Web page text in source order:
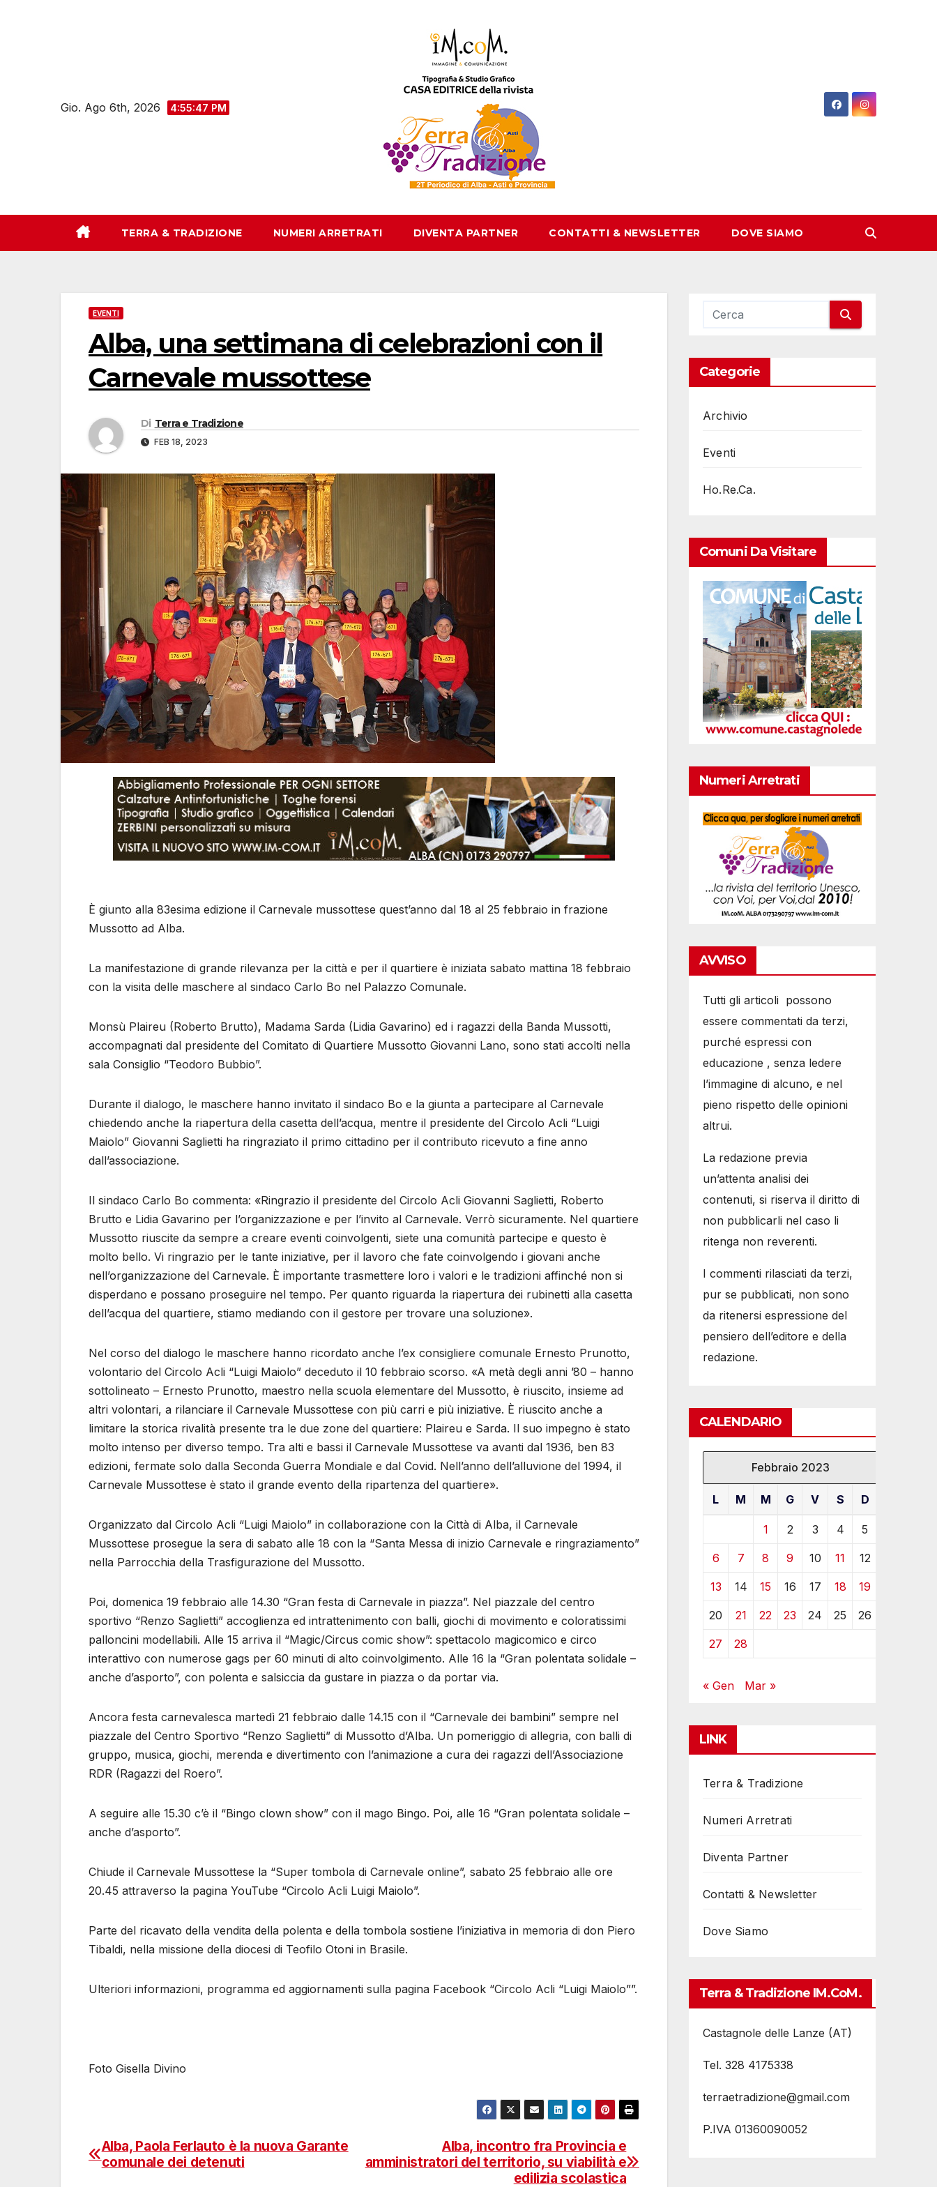
Gio. Ago 6th, 2026 4:55:48 PM
TERRA & TRADIZIONE NUMERI ARRETRATI DIVENTA PARTNER CONTATTI & NEWSLETTER DOVE SIAMO
EVENTI
Alba, una settimana di celebrazioni con il
Carnevale mussottese
Di Terra e Tradizione
FEB 18, 2023
È giunto alla 83esima edizione il Carnevale mussottese quest’anno dal 18 al 25 febbraio in frazione
Mussotto ad Alba.
La manifestazione di grande rilevanza per la città e per il quartiere è iniziata sabato mattina 18 febbraio
con la visita delle maschere al sindaco Carlo Bo nel Palazzo Comunale.
Monsù Plaireu (Roberto Brutto), Madama Sarda (Lidia Gavarino) ed i ragazzi della Banda Mussotti,
accompagnati dal presidente del Comitato di Quartiere Mussotto Giovanni Lano, sono stati accolti nella
sala Consiglio “Teodoro Bubbio”.
Durante il dialogo, le maschere hanno invitato il sindaco Bo e la giunta a partecipare al Carnevale
chiedendo anche la riapertura della casetta dell’acqua, mentre il presidente del Circolo Acli “Luigi
Maiolo” Giovanni Saglietti ha ringraziato il primo cittadino per il contributo ricevuto a fine anno
dall’associazione.
Il sindaco Carlo Bo commenta: «Ringrazio il presidente del Circolo Acli Giovanni Saglietti, Roberto
Brutto e Lidia Gavarino per l’organizzazione e per l’invito al Carnevale. Verrò sicuramente. Nel quartiere
Mussotto riuscite da sempre a creare eventi coinvolgenti, siete una comunità partecipe e questo è
molto bello. Vi ringrazio per le tante iniziative, per il lavoro che fate coinvolgendo i giovani anche
nell’organizzazione del Carnevale. È importante trasmettere loro i valori e le tradizioni affinché non si
disperdano e possano proseguire nel tempo. Per quanto riguarda la riapertura dei rubinetti alla casetta
dell’acqua del quartiere, stiamo mediando con il gestore per trovare una soluzione».
Nel corso del dialogo le maschere hanno ricordato anche l’ex consigliere comunale Ernesto Prunotto,
volontario del Circolo Acli “Luigi Maiolo” deceduto il 10 febbraio scorso. «A metà degli anni ’80 – hanno
sottolineato – Ernesto Prunotto, maestro nella scuola elementare del Mussotto, è riuscito, insieme ad
altri volontari, a rilanciare il Carnevale Mussottese con più carri e più iniziative. È riuscito anche a
limitare la storica rivalità presente tra le due zone del quartiere: Plaireu e Sarda. Il suo impegno è stato
molto intenso per diverso tempo. Tra alti e bassi il Carnevale Mussottese va avanti dal 1936, ben 83
edizioni, fermate solo dalla Seconda Guerra Mondiale e dal Covid. Nell’anno dell’alluvione del 1994, il
Carnevale Mussottese è stato il grande evento della ripartenza del quartiere».
Organizzato dal Circolo Acli “Luigi Maiolo” in collaborazione con la Città di Alba, il Carnevale
Mussottese prosegue la sera di sabato alle 18 con la “Santa Messa di inizio Carnevale e ringraziamento”
nella Parrocchia della Trasfigurazione del Mussotto.
Poi, domenica 19 febbraio alle 14.30 “Gran festa di Carnevale in piazza”. Nel piazzale del centro
sportivo “Renzo Saglietti” accoglienza ed intrattenimento con balli, giochi di movimento e coloratissimi
palloncini modellabili. Alle 15 arriva il “Magic/Circus comic show”: spettacolo magicomico e circo
interattivo con numerose gags per 60 minuti di alto coinvolgimento. Alle 16 la “Gran polentata solidale –
anche d’asporto”, con polenta e salsiccia da gustare in piazza o da portar via.
Ancora festa carnevalesca martedì 21 febbraio dalle 14.15 con il “Carnevale dei bambini” sempre nel
piazzale del Centro Sportivo “Renzo Saglietti” di Mussotto d’Alba. Un pomeriggio di allegria, con balli di
gruppo, musica, giochi, merenda e divertimento con l’animazione a cura dei ragazzi dell’Associazione
RDR (Ragazzi del Roero”.
A seguire alle 15.30 c’è il “Bingo clown show” con il mago Bingo. Poi, alle 16 “Gran polentata solidale –
anche d’asporto”.
Chiude il Carnevale Mussottese la “Super tombola di Carnevale online”, sabato 25 febbraio alle ore
20.45 attraverso la pagina YouTube “Circolo Acli Luigi Maiolo”.
Parte del ricavato della vendita della polenta e della tombola sostiene l’iniziativa in memoria di don Piero
Tibaldi, nella missione della diocesi di Teofilo Otoni in Brasile.
Ulteriori informazioni, programma ed aggiornamenti sulla pagina Facebook “Circolo Acli “Luigi Maiolo””.
Foto Gisella Divino
Navigazione
Alba, incontro fra Provincia e
amministratori del territorio, su viabilità e
edilizia scolastica
Alba, Paola Ferlauto è la nuova Garante
comunale dei detenuti
Categorie
Archivio
Eventi
Ho.Re.Ca.
Comuni Da Visitare
Numeri Arretrati
AVVISO
Tutti gli articoli possono
essere commentati da terzi,
purché espressi con
educazione , senza ledere
l’immagine di alcuno, e nel
pieno rispetto delle opinioni
altrui.
La redazione previa
un’attenta analisi dei
contenuti, si riserva il diritto di
non pubblicarli nel caso li
ritenga non reverenti.
I commenti rilasciati da terzi,
pur se pubblicati, non sono
da ritenersi espressione del
pensiero dell’editore e della
redazione.
CALENDARIO
Febbraio 2023
L M M G V S D
1 2 3 4 5
6 7 8 9 10 11 12
13 14 15 16 17 18 19
20 21 22 23 24 25 26
27 28
« Gen Mar »
LINK
Terra & Tradizione
Numeri Arretrati
Diventa Partner
Contatti & Newsletter
Dove Siamo
Terra & Tradizione IM.coM.
Castagnole delle Lanze (AT)
Tel. 328 4175338
terraetradizione@gmail.com
P.IVA 01360090052